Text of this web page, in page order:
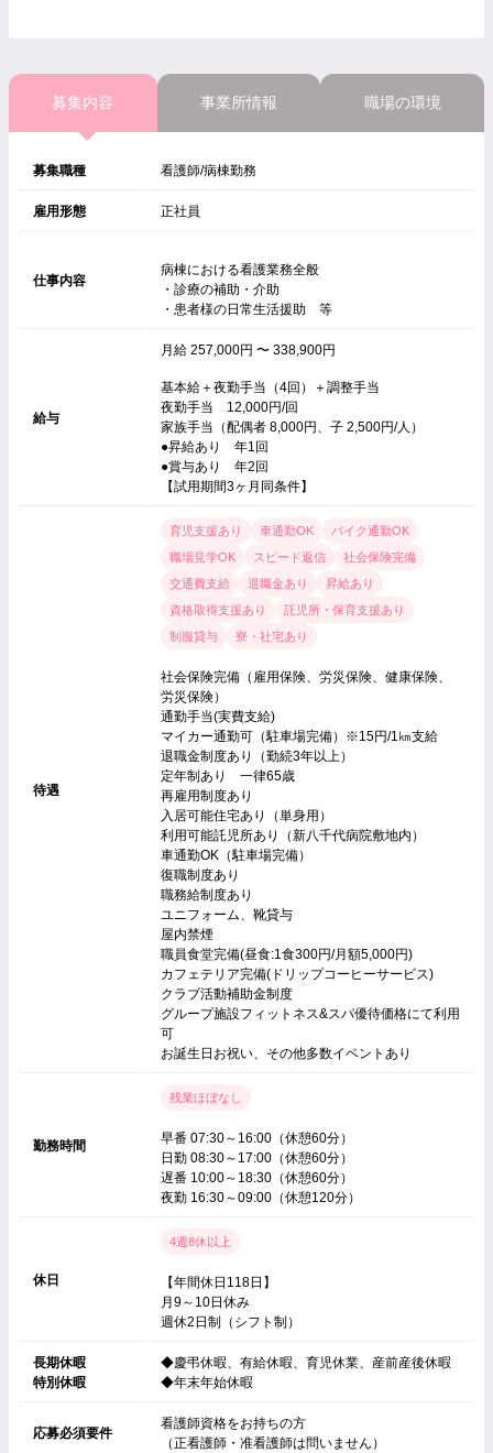
募集内容 事業所情報 職場の環境
募集職種 看護師/病棟勤務
雇用形態 正社員
仕事内容
病棟における看護業務全般
・診療の補助・介助
・患者様の日常生活援助 等
給与
月給 257,000円 〜 338,900円
基本給＋夜勤手当（4回）＋調整手当
夜勤手当 12,000円/回
家族手当（配偶者 8,000円、子 2,500円/人）
●昇給あり 年1回
●賞与あり 年2回
【試用期間3ヶ月同条件】
待遇
育児支援あり 車通勤OK
バイク通勤OK
職場見学OK
スピード返信
社会保険完備
交通費支給
退職金あり
昇給あり
資格取得支援あり
託児所・保育支援あり
制服貸与
寮・社宅あり
社会保険完備（雇用保険、労災保険、健康保険、
労災保険）
通勤手当(実費支給)
マイカー通勤可（駐車場完備）※15円/1㎞支給
退職金制度あり（勤続3年以上）
定年制あり 一律65歳
再雇用制度あり
入居可能住宅あり（単身用）
利用可能託児所あり（新八千代病院敷地内）
車通勤OK（駐車場完備）
復職制度あり
職務給制度あり
ユニフォーム、靴貸与
屋内禁煙
職員食堂完備(昼食:1食300円/月額5,000円)
カフェテリア完備(ドリップコーヒーサービス)
クラブ活動補助金制度
グループ施設フィットネス&スパ優待価格にて利用
可
お誕生日お祝い、その他多数イベントあり
勤務時間
残業ほぼなし
早番 07:30～16:00（休憩60分）
日勤 08:30～17:00（休憩60分）
遅番 10:00～18:30（休憩60分）
夜勤 16:30～09:00（休憩120分）
休日
4週8休以上
【年間休日118日】
月9～10日休み
週休2日制（シフト制）
長期休暇
特別休暇
◆慶弔休暇、有給休暇、育児休業、産前産後休暇
◆年末年始休暇
応募必須要件
看護師資格をお持ちの方
（正看護師・准看護師は問いません）